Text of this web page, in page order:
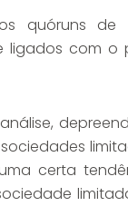
quóruns
ligados com o
certa